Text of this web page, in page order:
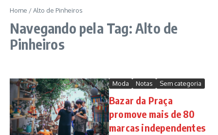
Home /Alto de Pinheiros
Navegando pela Tag: Alto de
Pinheiros
Moda Notas Sem categoria
Bazar da Praça
promove mais de 80
marcas independentes